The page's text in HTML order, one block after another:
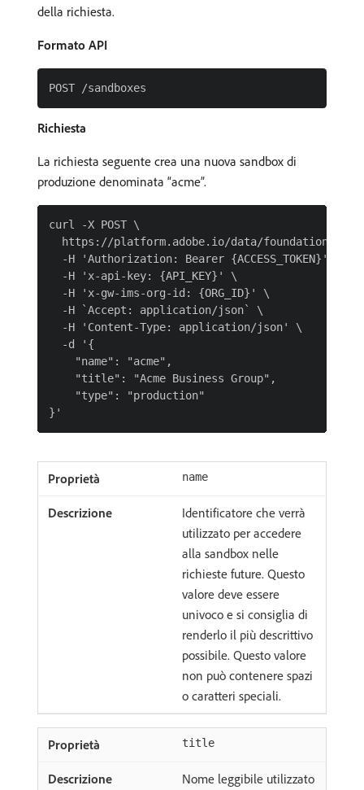
della richiesta.
Formato API
Richiesta
La richiesta seguente crea una nuova sandbox di
produzione denominata “acme”.
curl -X POST \
https://platform.adobe.io/data/foundation/
  -H 'Authorization: Bearer {ACCESS_TOKEN}' \
  -H 'x-api-key: {API_KEY}' \
  -H 'x-gw-ims-org-id: {ORG_ID}' \
  -H `Accept: application/json` \
  -H 'Content-Type: application/json' \
  -d '{
    "name": "acme",
    "title": "Acme Business Group",
    "type": "production"
name
Identificatore che verrà
utilizzato per accedere
alla sandbox nelle
richieste future. Questo
valore deve essere
univoco e si consiglia di
renderlo il più descrittivo
possibile. Questo valore
non può contenere spazi
o caratteri speciali.
title
Nome leggibile utilizzato